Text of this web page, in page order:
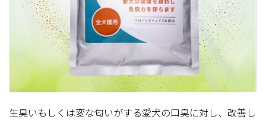
生臭いもしくは変な匂いがする愛犬の口臭に対し、改善し